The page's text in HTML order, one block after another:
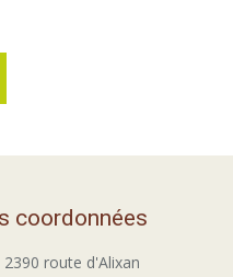
coordonnées
2390 route d'Alixan